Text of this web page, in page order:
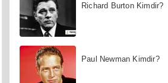
Richard Burton Kimdir?
Paul Newman Kimdir?